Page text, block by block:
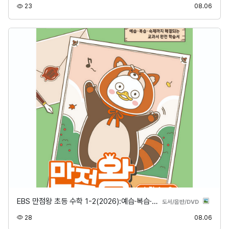
23 08.06
EBS 만점왕 초등 수학 1-2(2026):예습·복습·… 도서/음반/DVD분류
28 08.06